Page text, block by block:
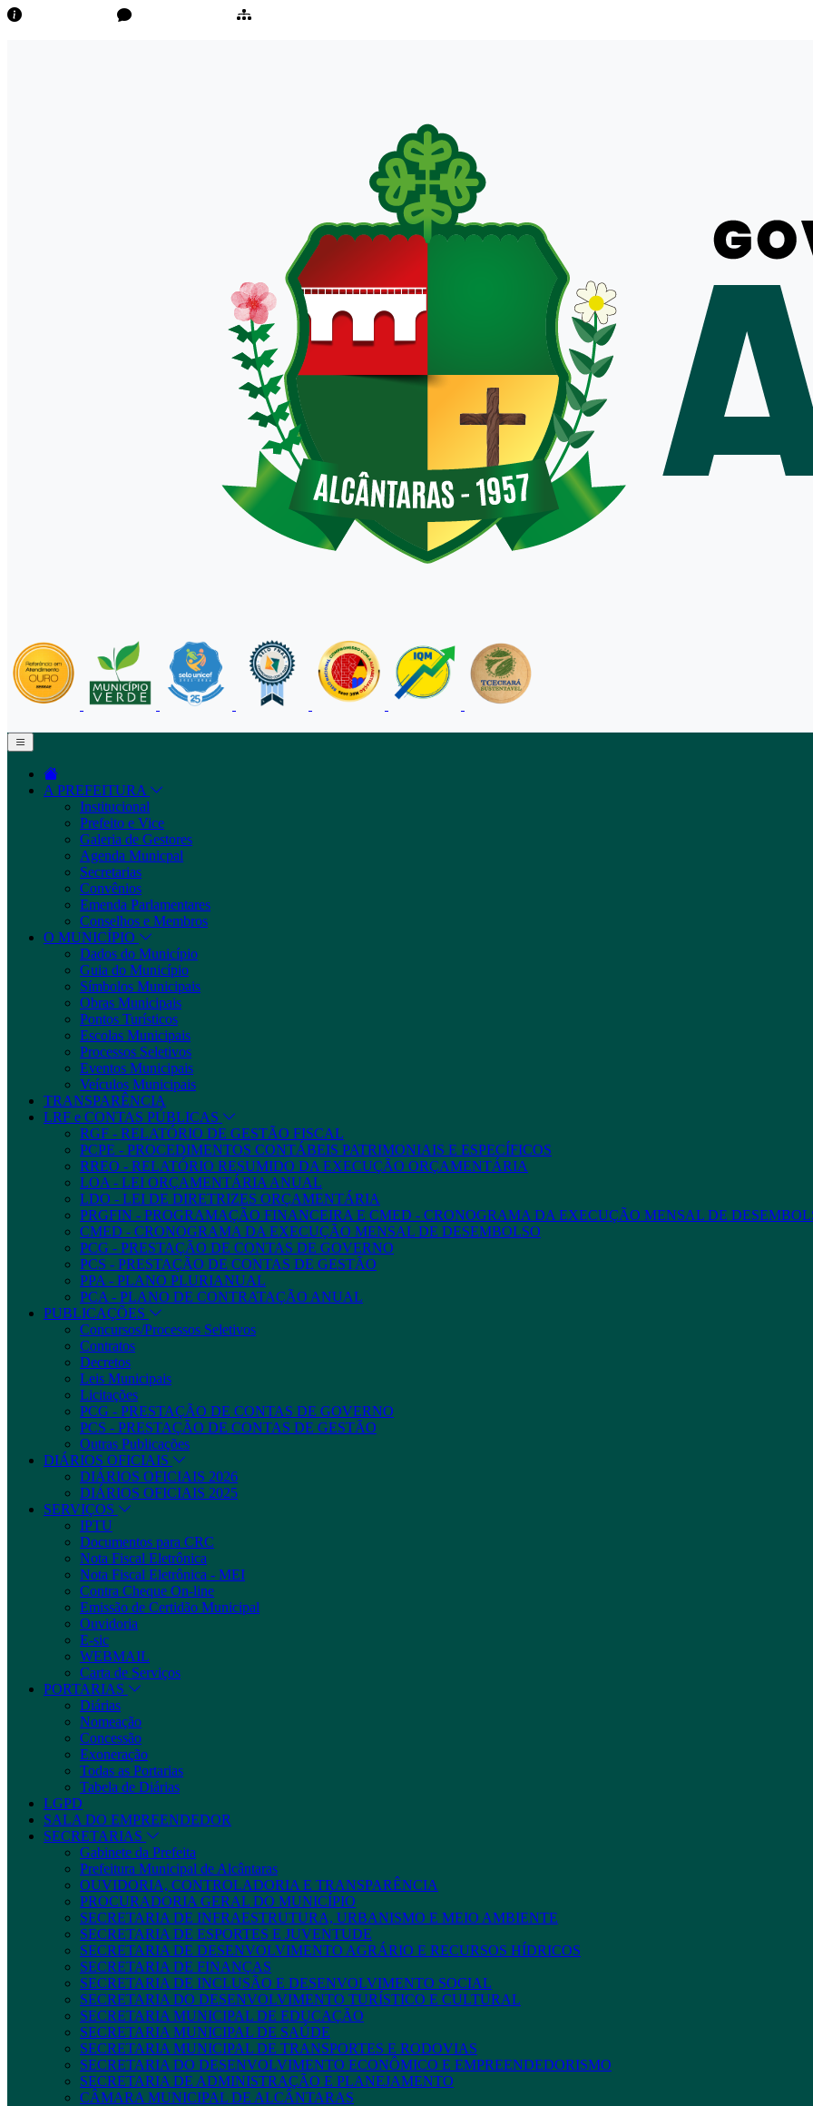
A PREFEITURA
Institucional
Prefeito e Vice
Galeria de Gestores
Agenda Municpal
Secretarias
Convênios
Emenda Parlamentares
Conselhos e Membros
O MUNICÍPIO
Dados do Município
Guia do Município
Símbolos Municipais
Obras Municipais
Pontos Turísticos
Escolas Municipais
Processos Seletivos
Eventos Municipais
Veículos Municipais
TRANSPARÊNCIA
LRF e CONTAS PÚBLICAS
RGF - RELATÓRIO DE GESTÃO FISCAL
PCPE - PROCEDIMENTOS CONTÁBEIS PATRIMONIAIS E ESPECÍFICOS
RREO - RELATÓRIO RESUMIDO DA EXECUÇÃO ORÇAMENTÁRIA
LOA - LEI ORÇAMENTÁRIA ANUAL
LDO - LEI DE DIRETRIZES ORÇAMENTÁRIA
PRGFIN - PROGRAMAÇÃO FINANCEIRA E CMED - CRONOGRAMA DA EXECUÇÃO MENSAL DE
CMED - CRONOGRAMA DA EXECUÇÃO MENSAL DE DESEMBOLSO
PCG - PRESTAÇÃO DE CONTAS DE GOVERNO
PCS - PRESTAÇÃO DE CONTAS DE GESTÃO
PPA - PLANO PLURIANUAL
PCA - PLANO DE CONTRATAÇÃO ANUAL
PUBLICAÇÕES
Concursos/Processos Seletivos
Contratos
Decretos
Leis Municipais
Licitações
PCG - PRESTAÇÃO DE CONTAS DE GOVERNO
PCS - PRESTAÇÃO DE CONTAS DE GESTÃO
Outras Publicações
DIÁRIOS OFICIAIS
DIÁRIOS OFICIAIS 2026
DIÁRIOS OFICIAIS 2025
SERVIÇOS
IPTU
Documentos para CRC
Nota Fiscal Eletrônica
Nota Fiscal Eletrônica - MEI
Contra Cheque On-line
Emissão de Certidão Municipal
Ouvidoria
E-sic
WEBMAIL
Carta de Serviços
PORTARIAS
Diárias
Nomeação
Concessão
Exoneração
Todas as Portarias
Tabela de Diárias
LGPD
SALA DO EMPREENDEDOR
SECRETARIAS
Gabinete da Prefeita
Prefeitura Municipal de Alcântaras
OUVIDORIA, CONTROLADORIA E TRANSPARÊNCIA
PROCURADORIA GERAL DO MUNICÍPIO
SECRETARIA DE INFRAESTRUTURA, URBANISMO E MEIO AMBIENTE
SECRETARIA DE ESPORTES E JUVENTUDE
SECRETARIA DE DESENVOLVIMENTO AGRÁRIO E RECURSOS HÍDRICOS
SECRETARIA DE FINANÇAS
SECRETARIA DE INCLUSÃO E DESENVOLVIMENTO SOCIAL
SECRETARIA DO DESENVOLVIMENTO TURÍSTICO E CULTURAL
SECRETARIA MUNICIPAL DE EDUCAÇÃO
SECRETARIA MUNICIPAL DE SAÚDE
SECRETARIA MUNICIPAL DE TRANSPORTES E RODOVIAS
SECRETARIA DO DESENVOLVIMENTO ECONÔMICO E EMPREENDEDORISMO
SECRETARIA DE ADMINISTRAÇÃO E PLANEJAMENTO
CÂMARA MUNICIPAL DE ALCÂNTARAS